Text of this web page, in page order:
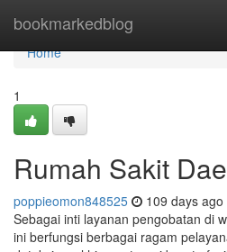
bookmarkedblog
Home
Home
1
Rumah Sakit
poppieomon848525 109 days ago
Sebagai inti layanan pengobatan di
ini berfungsi berbagai ragam